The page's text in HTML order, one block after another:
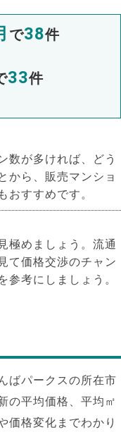
で38件
33件
数が多ければ、どう
から、販売マンショ
おすすめです。
極めましょう。流通
て価格交渉のチャン
参考にしましょう。
ばパークスの所在市
の平均価格、平均㎡
価格変化までわかり